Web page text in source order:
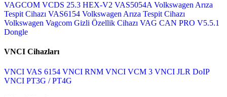
VAGCOM VCDS 25.3 HEX-V2 VAS5054A Volkswagen Arıza
Tespit Cihazı VAS6154 Volkswagen Arıza Tespit Cihazı
Volkswagen Vagcom Gizli Özellik Cihazı VAG CAN PRO V5.5.1
Dongle
VNCI Cihazları
VNCI VAS 6154 VNCI RNM VNCI VCM 3 VNCI JLR DoIP
VNCI PT3G / PT4G